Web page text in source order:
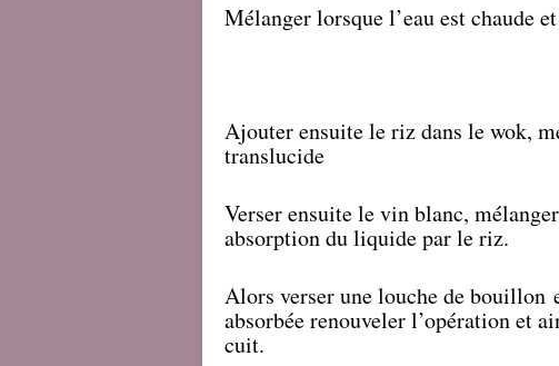
Mélanger lorsque l’eau est chaude
Ajouter ensuite le riz dans le wok,
translucide
Verser ensuite le vin blanc,
absorption du liquide par le riz.
Alors verser une louche de bouillon
absorbée renouveler l’opération et
cuit.